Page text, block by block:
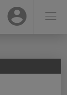
USER ☰